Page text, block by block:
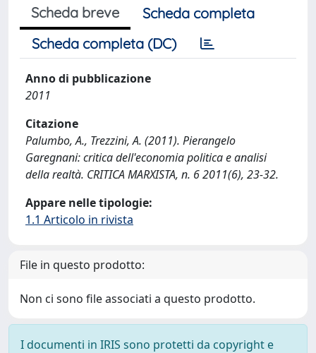
Scheda breve
Scheda completa
Scheda completa (DC)
Anno di pubblicazione
2011
Citazione
Palumbo, A., Trezzini, A. (2011). Pierangelo
Garegnani: critica dell'economia politica e analisi
della realtà. CRITICA MARXISTA, n. 6 2011(6), 23-32.
Appare nelle tipologie:
1.1 Articolo in rivista
File in questo prodotto:
Non ci sono file associati a questo prodotto.
I documenti in IRIS sono protetti da copyright e